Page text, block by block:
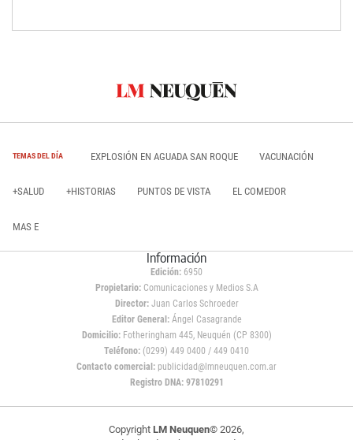
TEMAS DEL DÍA EXPLOSIÓN EN AGUADA SAN ROQUE VACUNACIÓN
+SALUD +HISTORIAS PUNTOS DE VISTA EL COMEDOR
MAS E
Información
Edición: 6950
Propietario:Comunicaciones y Medios S.A
Director: Juan Carlos Schroeder
Editor General:Ángel Casagrande
Domicilio:Fotheringham 445, Neuquén (CP 8300)
Teléfono: (0299) 449 0400 / 449 0410
Contacto comercial: publicidad@lmneuquen.com.ar
Registro DNA: 97810291
Copyright LM Neuquen© 2026,